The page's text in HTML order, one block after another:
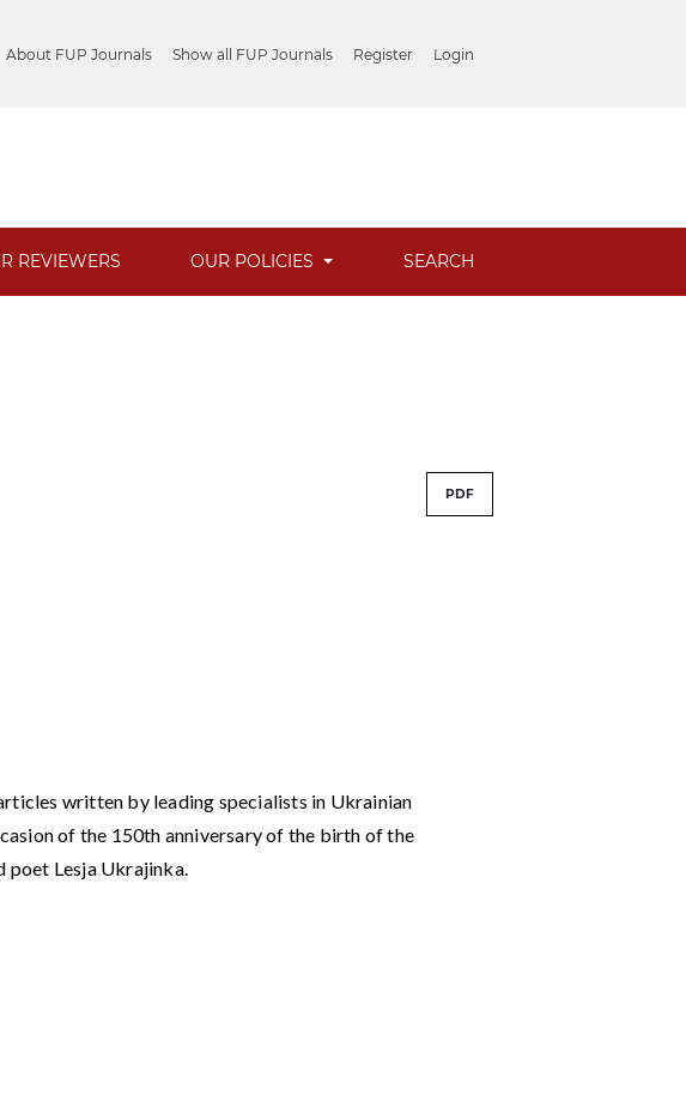
About FUP Journals Show all FUP Journals Register Login
REVIEWERS OUR POLICIES SEARCH
PDF
written by leading specialists in Ukrainian
of the 150th anniversary of the birth of the
poet Lesja Ukrajinka.